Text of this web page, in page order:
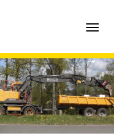
Toggle